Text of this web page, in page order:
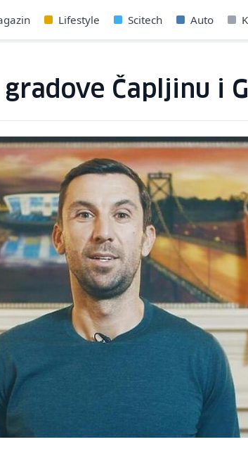
Lifestyle Scitech Auto
Čapljinu i